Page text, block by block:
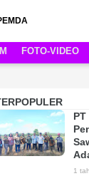
FOTO-VIDEO
1